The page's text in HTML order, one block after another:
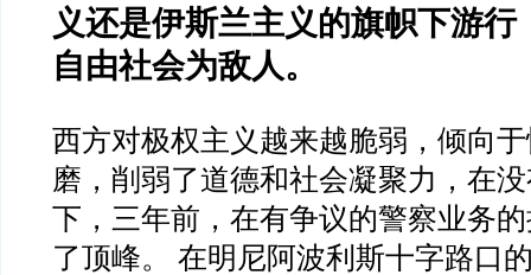
义还是伊斯兰主义的旗帜下游行
自由社会为敌人。
西方对极权主义越来越脆弱，倾向
磨，削弱了道德和社会凝聚力，在
下，三年前，在有争议的警察业务
了顶峰。 在明尼阿波利斯十字路口